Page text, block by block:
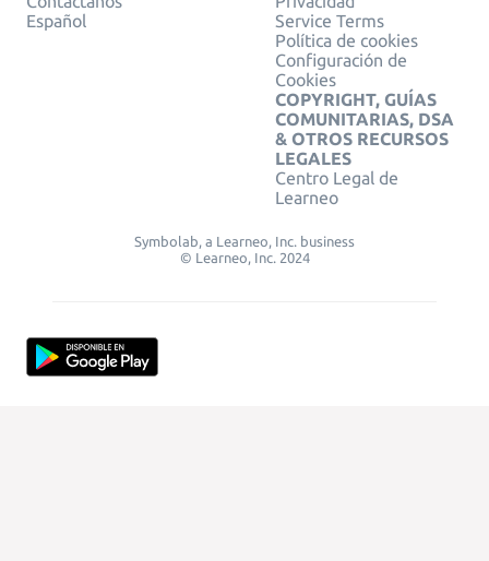
Español
Service Terms
Política de cookies
Configuración de
Cookies
COPYRIGHT, GUÍAS
COMUNITARIAS, DSA
& OTROS RECURSOS
LEGALES
Centro Legal de
Learneo
Symbolab, a Learneo, Inc. business
© Learneo, Inc. 2024